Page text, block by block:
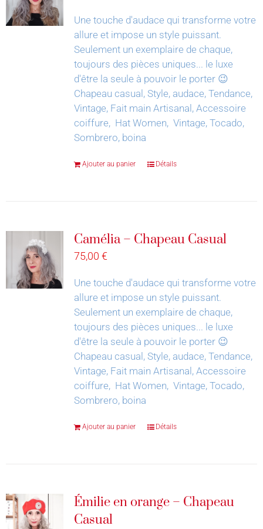
Une touche d'audace qui transforme votre
allure et impose un style puissant.
Seulement un exemplaire de chaque,
toujours des pièces uniques... le luxe
d'être la seule à pouvoir le porter 😉
Chapeau casual, Style, audace, Tendance,
Vintage, Fait main Artisanal, Accessoire
coiffure, Hat Women, Vintage, Tocado,
Sombrero, boina
Ajouter au panier Détails
Camélia – Chapeau Casual
75,00 €
Une touche d'audace qui transforme votre
allure et impose un style puissant.
Seulement un exemplaire de chaque,
toujours des pièces uniques... le luxe
d'être la seule à pouvoir le porter 😉
Chapeau casual, Style, audace, Tendance,
Vintage, Fait main Artisanal, Accessoire
coiffure, Hat Women, Vintage, Tocado,
Sombrero, boina
Ajouter au panier Détails
Émilie en orange – Chapeau
Casual